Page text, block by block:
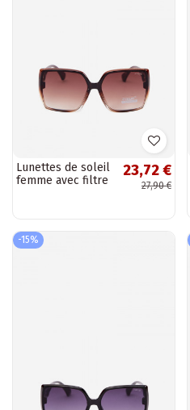
Lunettes de soleil
femme avec filtre
23,72 €
27,90 €
-15%